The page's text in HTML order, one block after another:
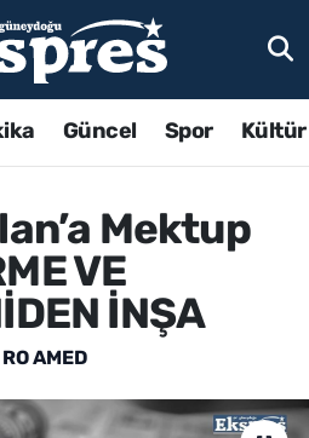
Güncel Spor
Mektup
VE
İNŞA
AMED